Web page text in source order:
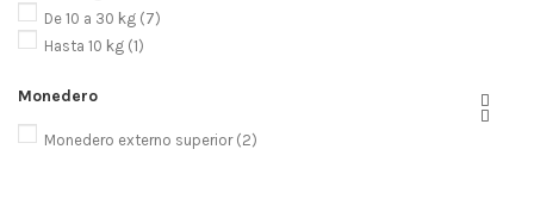
De 10 a 30 kg (7)
Hasta 10 kg (1)
Monedero


Monedero externo superior (2)